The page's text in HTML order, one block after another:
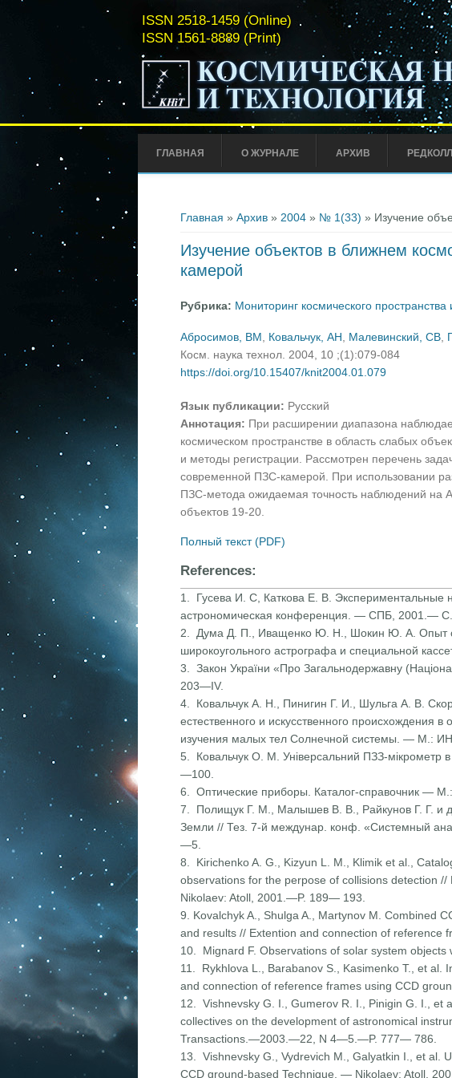
ISSN 2518-1459 (Online)
ISSN 1561-8889 (Print)
ГЛАВНАЯ О ЖУРНАЛЕ АРХИВ
Главная » Архив» 2004» № 1(33) » Изучение
Изучение объектов в ближнем
камерой
Рубрика: Мониторинг космического
Абросимов, ВМ, Ковальчук, АН, Малевинский, СВ,
Косм. наука технол. 2004, 10 ;(1):079-084
https://doi.org/10.15407/knit2004.01.079
Язык публикации: Русский
Аннотация: При расширении диапазона
космическом пространстве в область слабых
и методы регистрации. Рассмотрен перечень
современной ПЗС-камерой. При использовании
ПЗС-метода ожидаемая точность наблюдений на
объектов 19-20.
Полный текст (PDF)
References:
1. Гусева И. С, Каткова Е. В. Экспериментальные
астрономическая конференция. — СПБ, 2001.—
2. Дума Д. П., Иващенко Ю. Н., Шокин Ю. А. Опыт
широкоугольного астрографа и специаль­ной
3. Закон України «Про Загальнодержавну
203—IV.
4. Ковальчук А. Н., Пинигин Г. И., Шульга А. В.
естественного и искусственного происхождения
изучения малых тел Солнечной системы. — М.:
5. Ковальчук О. М. Універсальний ПЗЗ-
—100.
6. Оптические приборы. Каталог-справочник —
7. Полищук Г. М., Малышев В. В., Райкунов Г. Г. и
Земли // Тез. 7-й междунар. конф. «Систем­ный
—5.
8. Kirichenko A. G., Kizyun L. М., Klimik et al.,
observations for the perpose of collisions detection
Nikolaev: Atoll, 2001.—P. 189— 193.
9. Kovalchyk A., Shulga A., Martynov M. Combined
and results // Extention and connection of
10. Mignard F. Observations of solar system
11. Rykhlova L., Barabanov S., Kasimenko Т., et al.
and connection of reference frames using CCD
12. Vishnevsky G. I., Gumerov R. I., Pinigin G. I., et
collectives on the development of astronomical
Transactions.—2003.—22, N 4—5.—P. 777— 786.
13. Vishnevsky G., Vydrevich M., Galyatkin I., et al.
CCD ground-based Technique. — Nikolaev: Atoll,